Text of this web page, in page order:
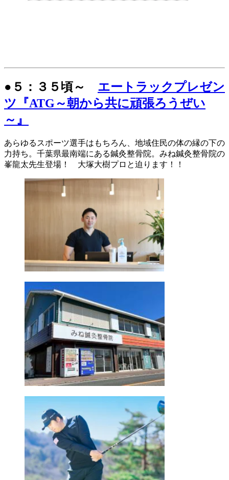
●５：３５頃～ エートラックプレゼン
ツ『ATG～朝から共に頑張ろうぜい
～』
あらゆるスポーツ選手はもちろん、地域住民の体の縁の下の
力持ち。千葉県最南端にある鍼灸整骨院。みね鍼灸整骨院の
峯龍太先生登場！ 大塚大樹プロと迫ります！！